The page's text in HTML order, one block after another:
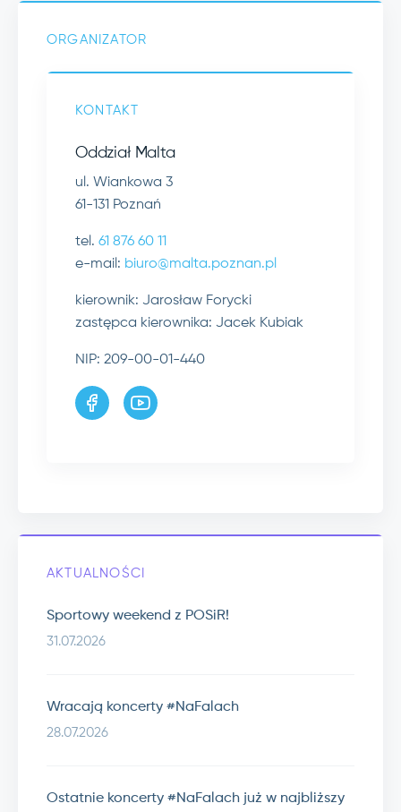
ORGANIZATOR
KONTAKT
Oddział Malta
ul. Wiankowa 3
61-131 Poznań
tel. 61 876 60 11
e-mail: biuro@malta.poznan.pl
kierownik: Jarosław Forycki
zastępca kierownika: Jacek Kubiak
NIP: 209-00-01-440
AKTUALNOŚCI
Sportowy weekend z POSiR!
31.07.2026
Wracają koncerty #NaFalach
28.07.2026
Ostatnie koncerty #NaFalach już w najbliższy